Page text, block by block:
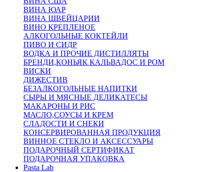
ВИНА ЮАР
ВИНА ШВЕЙЦАРИИ
ВИНО КРЕПЛЕНОЕ
АЛКОГОЛЬНЫЕ КОКТЕЙЛИ
ПИВО И СИДР
ВОДКА И ПРОЧИЕ ДИСТИЛЛЯТЫ
БРЕНДИ,КОНЬЯК КАЛЬВАДОС И РОМ
ВИСКИ
ДИЖЕСТИВ
БЕЗАЛКОГОЛЬНЫЕ НАПИТКИ
СЫРЫ И МЯСНЫЕ ДЕЛИКАТЕСЫ
МАКАРОНЫ И РИС
МАСЛО,СОУСЫ И КРЕМ
СЛАДОСТИ И СНЕКИ
КОНСЕРВИРОВАННАЯ ПРОДУКЦИЯ
ВИННОЕ СТЕКЛО И АКСЕССУАРЫ
ПОДАРОЧНЫЙ СЕРТИФИКАТ
ПОДАРОЧНАЯ УПАКОВКА
Pasta Lab